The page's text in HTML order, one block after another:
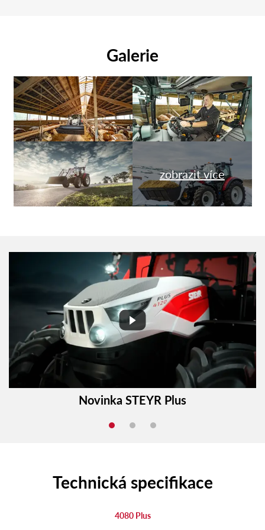
Galerie
zobrazit více
Novinka STEYR Plus
Technická specifikace
4080 Plus